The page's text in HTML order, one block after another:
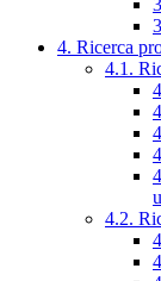
4. Ricerca
4.1.
4.2.